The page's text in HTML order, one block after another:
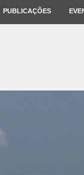
PUBLICAÇÕES